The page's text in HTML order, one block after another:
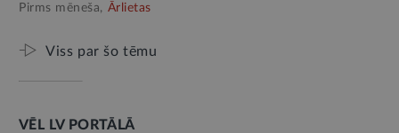
Pirms mēneša, Ārlietas
Viss par šo tēmu
VĒL LV PORTĀLĀ